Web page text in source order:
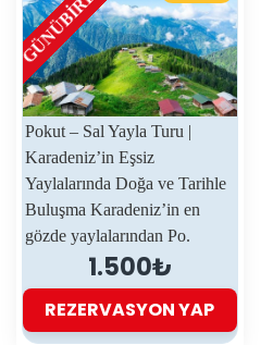
Pokut – Sal Yayla Turu |
Karadeniz’in Eşsiz
Yaylalarında Doğa ve Tarihle
Buluşma Karadeniz’in en
gözde yaylalarından Po.
1.500₺
REZERVASYON YAP